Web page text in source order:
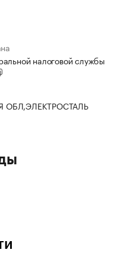
налоговой службы
ОБЛ,ЭЛЕКТРОСТАЛЬ